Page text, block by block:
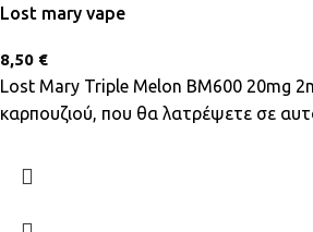
Lost mary vape
8,50 €
Lost Mary Triple Melon BM600 20mg
καρπουζιού, που θα λατρέψετε σε